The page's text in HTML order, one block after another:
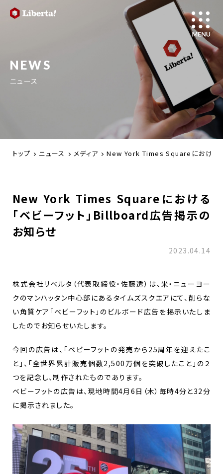
NEWS
ニュース
トップ ニュース メディア New York Times Squareにおける
New York Times Squareにおける
「ベビーフット」Billboard広告掲示の
お知らせ
2023.04.14
株式会社リベルタ（代表取締役・佐藤透）は、米・ニューヨー
クのマンハッタン中心部にあるタイムズスクエアにて、削らな
い角質ケア「ベビーフット」のビルボード広告を掲示いたしま
したのでお知らせいたします。
今回の広告は、「ベビーフットの発売から25周年を迎えたこ
と」、「全世界累計販売個数2,500万個を突破したこと」の２
つを記念し、制作されたものであります。
ベビーフットの広告は、現地時間4月6日（木）毎時4分と32分
に掲示されました。